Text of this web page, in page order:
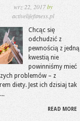
wrz 22, 2017by
activelifefitness.pl
Chcąc się
odchudzić z
pewnością z jedną
kwestią nie
powinniśmy mieć
problemów – z
diety. Jest ich dzisiaj tak
READ MORE